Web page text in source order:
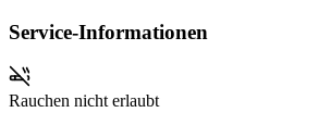
Service-Informationen
Rauchen nicht erlaubt